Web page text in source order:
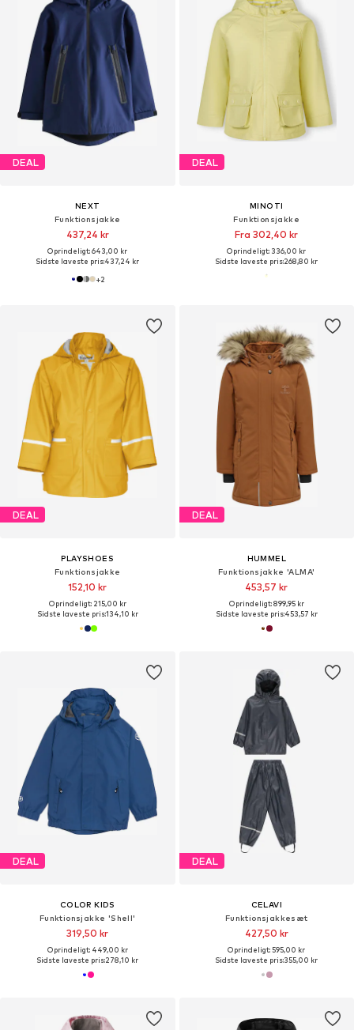
DEAL
NEXT
Funktionsjakke
437,24 kr
Oprindeligt: 643,00 kr
Sidste laveste pris:437,24 kr
+2
DEAL
MINOTI
Funktionsjakke
Fra 302,40 kr
Oprindeligt: 336,00 kr
Sidste laveste pris:268,80 kr
DEAL
PLAYSHOES
Funktionsjakke
152,10 kr
Oprindeligt: 215,00 kr
Sidste laveste pris:134,10 kr
DEAL
HUMMEL
Funktionsjakke 'ALMA'
453,57 kr
Oprindeligt: 899,95 kr
Sidste laveste pris:453,57 kr
DEAL
COLOR KIDS
Funktionsjakke 'Shell'
319,50 kr
Oprindeligt: 449,00 kr
Sidste laveste pris:278,10 kr
DEAL
CELAVI
Funktionsjakkesæt
427,50 kr
Oprindeligt: 595,00 kr
Sidste laveste pris:355,00 kr